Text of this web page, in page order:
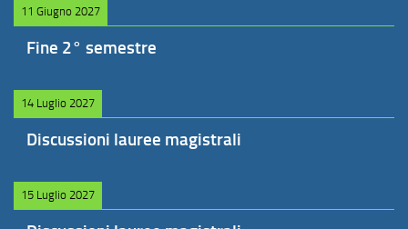
11 Giugno 2027
Fine 2° semestre
14 Luglio 2027
Discussioni lauree magistrali
15 Luglio 2027